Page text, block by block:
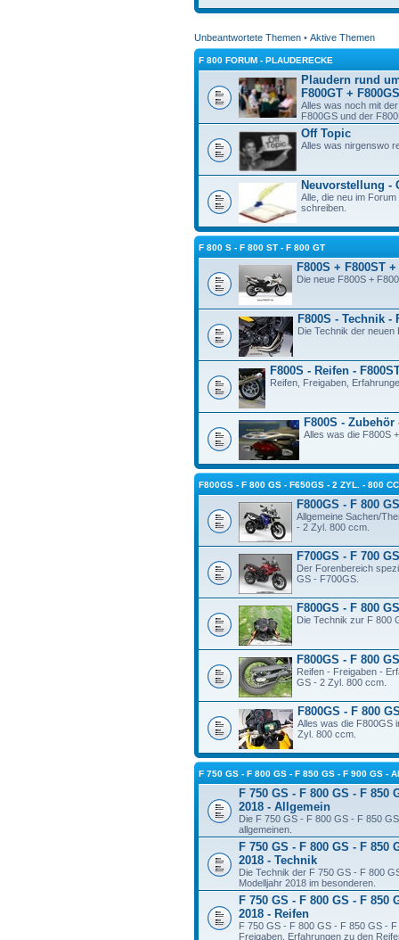
Unbeantwortete Themen • Aktive Themen
F 800 FORUM - PLAUDERECKE
Plaudern rund
F800GT +
Alles was noch mit
F800GS und der
Off Topic
Alles was nirgenswo
Neuvorstellung -
Alle, die neu im
schreiben.
F 800 S - F 800 ST - F 800 GT
F800S + F800ST +
Die neue F800S +
F800S - Technik -
Die Technik der neuen
F800S - Reifen -
Reifen, Freigaben,
F800S - Zubehör
Alles was die F800S
F800GS - F 800 GS - F650GS - 2 ZYL. - 800
F800GS - F 800
Allgemeine Sachen/
- 2 Zyl. 800 ccm.
F700GS - F 700
Der Forenbereich
GS - F700GS.
F800GS - F 800
Die Technik zur F 800
F800GS - F 800
Reifen - Freigaben -
GS - 2 Zyl. 800 ccm.
F800GS - F 800
Alles was die F800GS
Zyl. 800 ccm.
F 750 GS - F 800 GS - F 850 GS - F 900 GS -
F 750 GS - F 800 GS - F 850
2018 - Allgemein
Die F 750 GS - F 800 GS - F 850
allgemeinen.
F 750 GS - F 800 GS - F 850
2018 - Technik
Die Technik der F 750 GS - F 800
Modelljahr 2018 im besonderen.
F 750 GS - F 800 GS - F 850
2018 - Reifen
F 750 GS - F 800 GS - F 850 GS -
Freigaben, Erfahrungen zu den